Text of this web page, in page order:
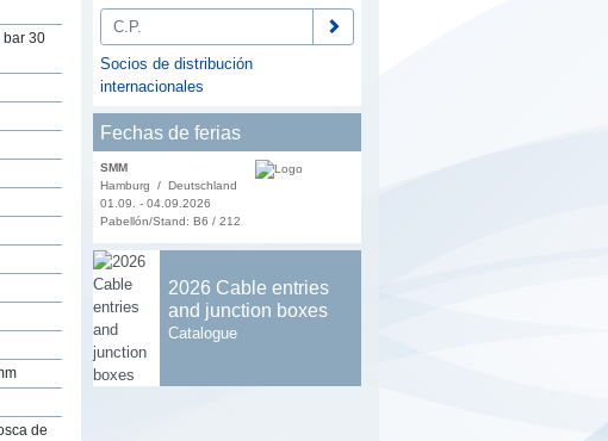
bar 30
de
Socios de distribución
internacionales
Fechas de ferias
SMM
Hamburg / Deutschland
01.09. - 04.09.2026
Pabellón/Stand: B6 / 212
2026 Cable entries
and junction boxes
Catalogue